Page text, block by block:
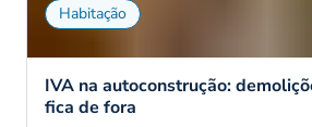
Habitação
IVA na autoconstrução:
fica de fora